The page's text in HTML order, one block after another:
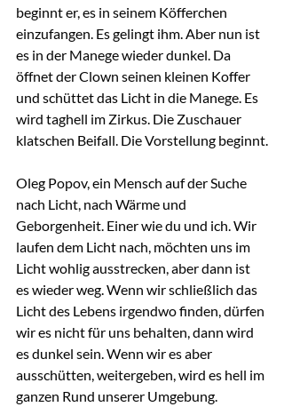
beginnt er, es in seinem Köfferchen
einzufangen. Es gelingt ihm. Aber nun ist
es in der Manege wieder dunkel. Da
öffnet der Clown seinen kleinen Koffer
und schüttet das Licht in die Manege. Es
wird taghell im Zirkus. Die Zuschauer
klatschen Beifall. Die Vorstellung beginnt.
Oleg Popov, ein Mensch auf der Suche
nach Licht, nach Wärme und
Geborgenheit. Einer wie du und ich. Wir
laufen dem Licht nach, möchten uns im
Licht wohlig ausstrecken, aber dann ist
es wieder weg. Wenn wir schließlich das
Licht des Lebens irgendwo finden, dürfen
wir es nicht für uns behalten, dann wird
es dunkel sein. Wenn wir es aber
ausschütten, weitergeben, wird es hell im
ganzen Rund unserer Umgebung.